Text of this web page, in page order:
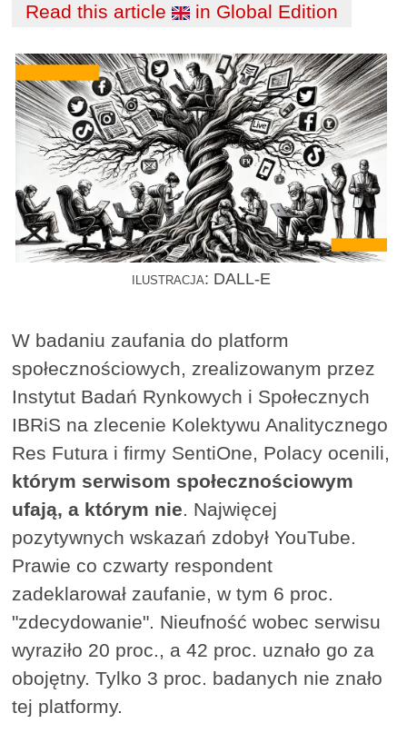
Read this article in Global Edition
ilustracja: DALL-E
W badaniu zaufania do platform
społecznościowych, zrealizowanym przez
Instytut Badań Rynkowych i Społecznych
IBRiS na zlecenie Kolektywu Analitycznego
Res Futura i firmy SentiOne, Polacy ocenili,
którym serwisom społecznościowym
ufają, a którym nie. Najwięcej
pozytywnych wskazań zdobył YouTube.
Prawie co czwarty respondent
zadeklarował zaufanie, w tym 6 proc.
"zdecydowanie". Nieufność wobec serwisu
wyraziło 20 proc., a 42 proc. uznało go za
obojętny. Tylko 3 proc. badanych nie znało
tej platformy.